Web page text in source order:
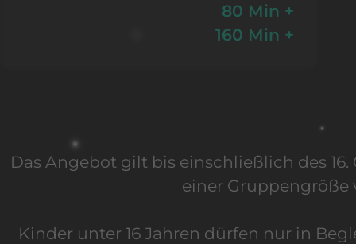
80 Min +
160 Min +
Das Angebot gilt bis einschließlich des
einer Gruppengröße
Kinder unter 16 Jahren dürfen nur in